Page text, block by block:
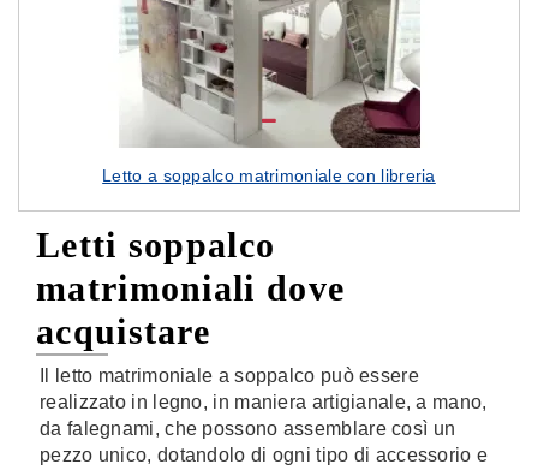
Letto a soppalco matrimoniale con libreria
Letti soppalco
matrimoniali dove
acquistare
Il letto matrimoniale a soppalco può essere
realizzato in legno, in maniera artigianale, a mano,
da falegnami, che possono assemblare così un
pezzo unico, dotandolo di ogni tipo di accessorio e